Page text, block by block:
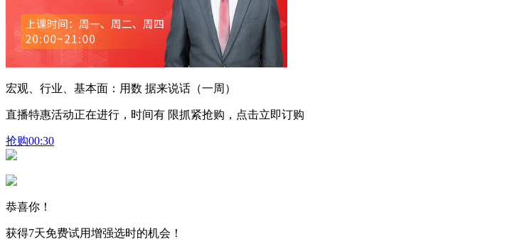
宏观、行业、基本面：用数 据来说话（一周）
直播特惠活动正在进行，时间有 限抓紧抢购，点击立即订购
抢购00:30
恭喜你！
获得7天免费试用增强选时的机会！